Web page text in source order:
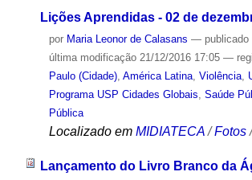
Lições Aprendidas - 02 de
por Maria Leonor de Calasans — publicado
última modificação21/12/2016 17:05 —
Paulo (Cidade), América Latina, Violência,
Programa USP Cidades Globais Saúde
Pública
Localizado em MIDIATECA /Fotos
Lançamento do Livro Branco da